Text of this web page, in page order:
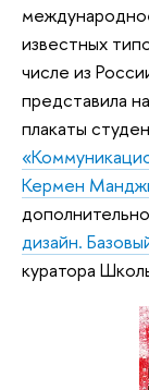
известных
числе из
представила
плакаты
Кермен
дизайн.
куратора